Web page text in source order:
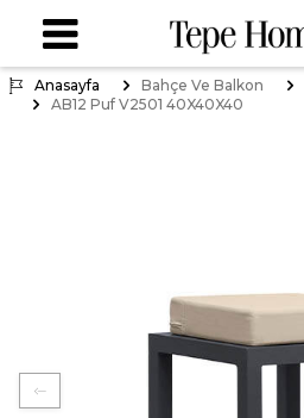
Anasayfa Bahçe Ve Balkon
AB12 Puf V2501 40X40X40